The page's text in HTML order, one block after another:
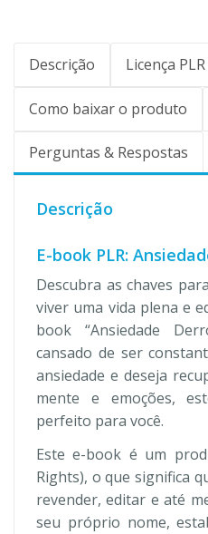
Descrição Licença PLR
Como baixar o produto
Perguntas & Respostas
Descrição
E-book PLR:
Descubra as chaves
viver uma vida plena e
book “Ansiedade
cansado de ser
ansiedade e deseja
mente e emoções,
perfeito para você.
Este e-book é um
Rights), o que significa
revender, editar e até
seu próprio nome,